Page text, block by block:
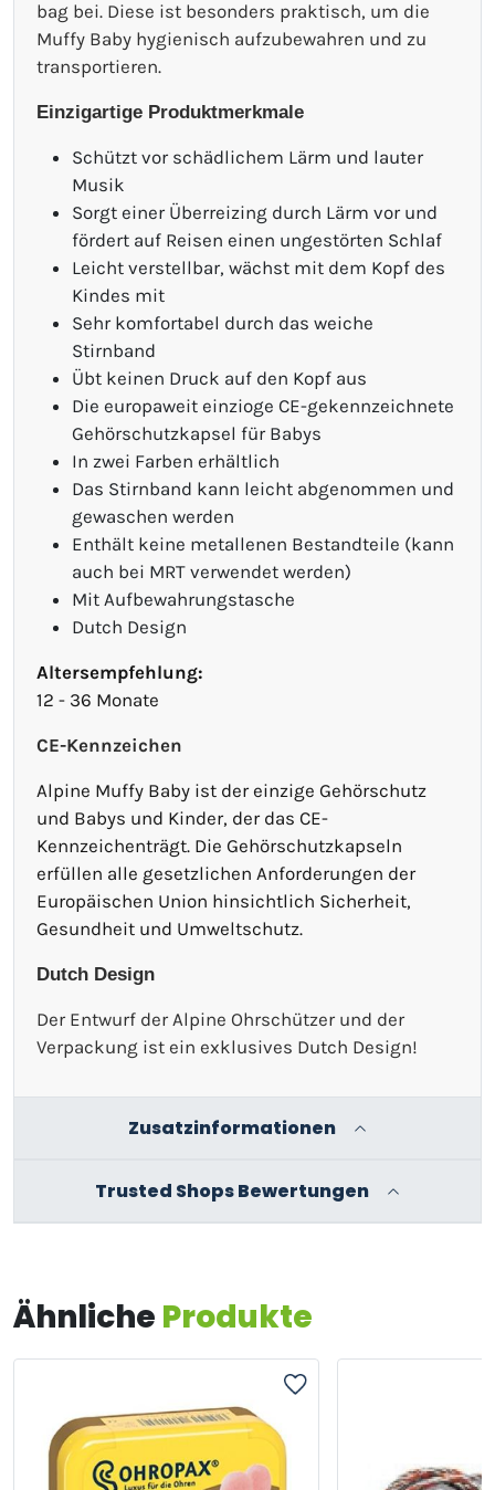
bag bei. Diese ist besonders praktisch, um die
Muffy Baby hygienisch aufzubewahren und zu
transportieren.
Einzigartige Produktmerkmale
Schützt vor schädlichem Lärm und lauter
Musik
Sorgt einer Überreizing durch Lärm vor und
fördert auf Reisen einen ungestörten Schlaf
Leicht verstellbar, wächst mit dem Kopf des
Kindes mit
Sehr komfortabel durch das weiche
Stirnband
Übt keinen Druck auf den Kopf aus
Die europaweit einzioge CE-gekennzeichnete
Gehörschutzkapsel für Babys
In zwei Farben erhältlich
Das Stirnband kann leicht abgenommen und
gewaschen werden
Enthält keine metallenen Bestandteile (kann
auch bei MRT verwendet werden)
Mit Aufbewahrungstasche
Dutch Design
Altersempfehlung:
12 - 36 Monate
CE-Kennzeichen
Alpine Muffy Baby ist der einzige Gehörschutz
und Babys und Kinder, der das CE-
Kennzeichenträgt. Die Gehörschutzkapseln
erfüllen alle gesetzlichen Anforderungen der
Europäischen Union hinsichtlich Sicherheit,
Gesundheit und Umweltschutz.
Dutch Design
Der Entwurf der Alpine Ohrschützer und der
Verpackung ist ein exklusives Dutch Design!
Zusatzinformationen
Trusted Shops Bewertungen
Ähnliche Produkte